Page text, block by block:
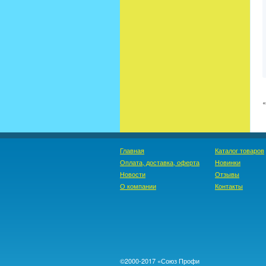
Главная
Оплата, доставка, оферта
Новости
О компании
Каталог товаров
Новинки
Отзывы
Контакты
©2000-2017 «Союз Профи